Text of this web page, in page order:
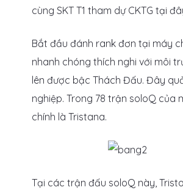
cùng SKT T1 tham dự CKTG tại
Bắt đầu đánh rank đơn tại máy
nhanh chóng thích nghi với môi
lên được bậc Thách Đấu. Đây
nghiệp. Trong 78 trận soloQ của
chính là Tristana.
Tại các trận đấu soloQ này,